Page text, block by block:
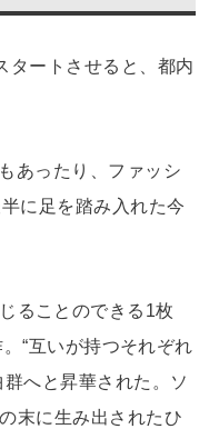
タートさせると、都内
あったり、ファッシ
に足を踏み入れた今
ることのできる1枚
“互いが持つそれぞれ
へと昇華された。ソ
末に生み出されたひ